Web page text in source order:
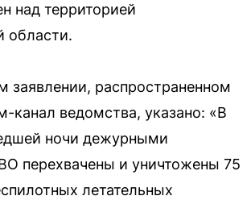
над территорией
области.
заявлении, распространенном
канал ведомства, указано: «В
ночи дежурными
перехвачены и уничтожены 75
летательных